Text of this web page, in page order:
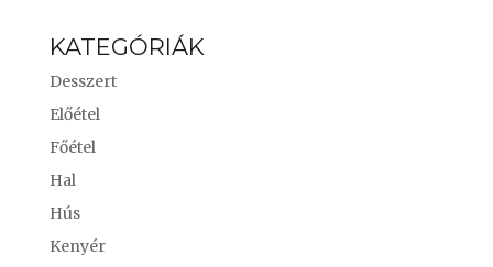
KATEGÓRIÁK
Desszert
Előétel
Főétel
Hal
Hús
Kenyér